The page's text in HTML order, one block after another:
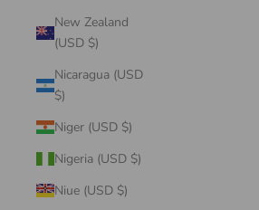
New Zealand
(USD $)
Nicaragua (USD
$)
Niger (USD $)
Nigeria (USD $)
Niue (USD $)